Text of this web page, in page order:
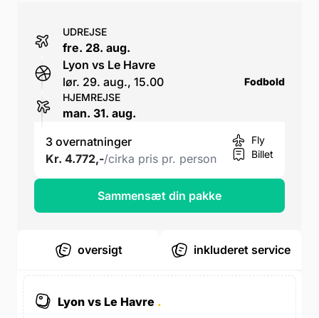
oversigt inkluderet service
Lyon vs Le Havre .
UDREJSE
fre. 28. aug.
Lyon vs Le Havre
lør. 29. aug., 15.00
Fodbold
HJEMREJSE
man. 31. aug.
3 overnatninger
Kr. 4.772,-/cirka pris pr. person
Fly
Billet
Sammensæt din pakke